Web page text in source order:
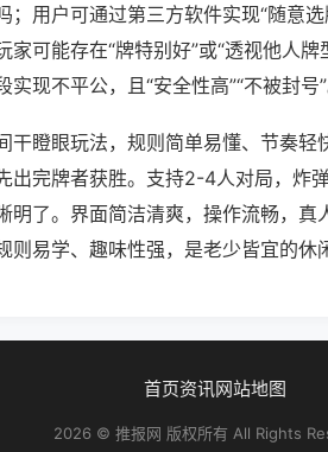
；用户可通过第三方软件实现“随意选
家可能存在“牌特别好”或“透视他人
现不平公，且“安全性高”“不被封号”
干瞪眼玩法，规则简单易懂、节奏轻
出完牌者获胜。支持2-4人对局，炸
明了。界面简洁清爽，操作流畅，真
则易学、趣味性强，是老少皆宜的休
首页资讯网站地图
2026 © 推报网 版权所有 All Rights